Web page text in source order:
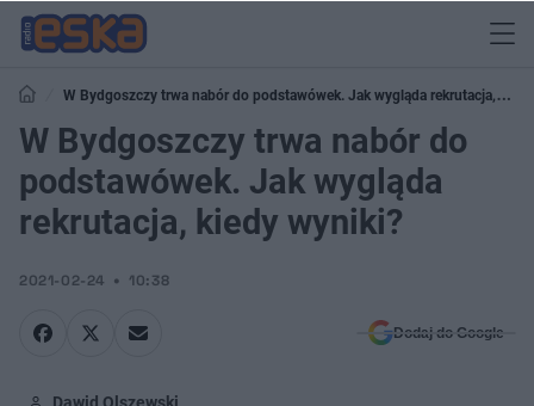
W Bydgoszczy trwa nabór do podstawówek. Jak wygląda rekrutacja,
kiedy wyniki?
W Bydgoszczy trwa nabór do
podstawówek. Jak wygląda
rekrutacja, kiedy wyniki?
2021-02-24 10:38
Dodaj do Google